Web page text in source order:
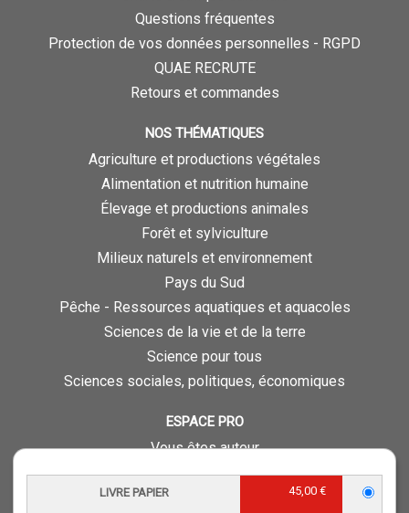
LIVRE PAPIER 45,00 €
Questions fréquentes
Protection de vos données personnelles - RGPD
QUAE RECRUTE
Retours et commandes
NOS THÉMATIQUES
Agriculture et productions végétales
Alimentation et nutrition humaine
Élevage et productions animales
Forêt et sylviculture
Milieux naturels et environnement
Pays du Sud
Pêche - Ressources aquatiques et aquacoles
Sciences de la vie et de la terre
Science pour tous
Sciences sociales, politiques, économiques
ESPACE PRO
Vous êtes auteur
Vous êtes journaliste
Vous êtes libraire